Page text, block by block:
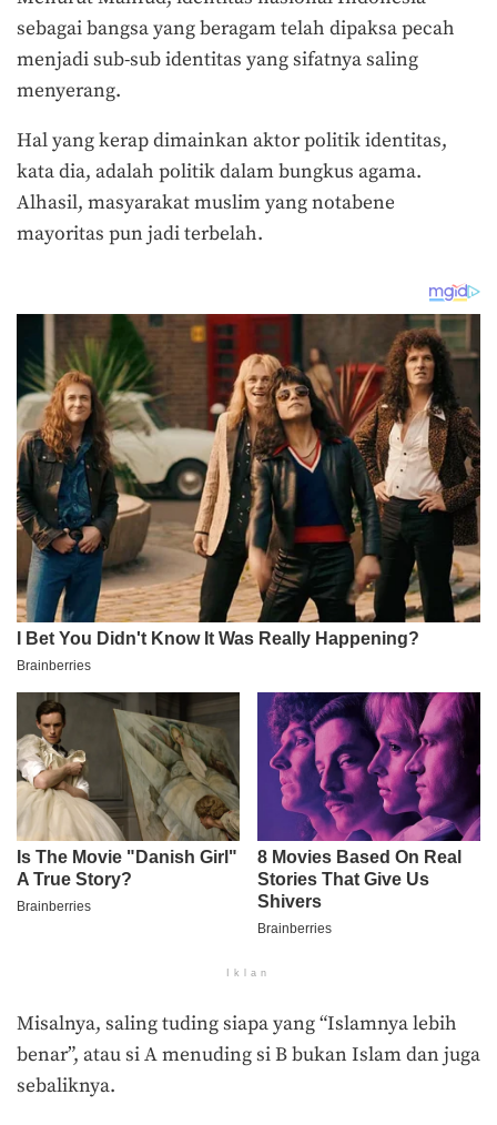
sebagai bangsa yang beragam telah dipaksa pecah
menjadi sub-sub identitas yang sifatnya saling
menyerang.
Hal yang kerap dimainkan aktor politik identitas,
kata dia, adalah politik dalam bungkus agama.
Alhasil, masyarakat muslim yang notabene
mayoritas pun jadi terbelah.
Iklan
Misalnya, saling tuding siapa yang “Islamnya lebih
benar”, atau si A menuding si B bukan Islam dan juga
sebaliknya.